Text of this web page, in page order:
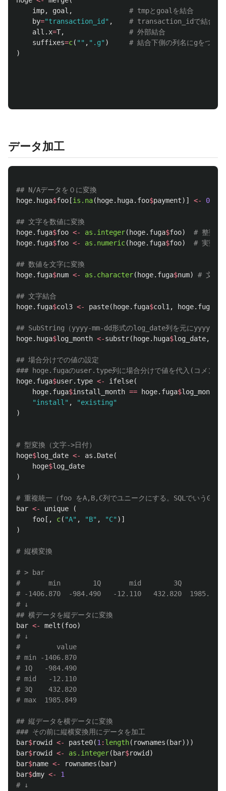
imp, goal ,
# tmpとgoalを結合
by="transaction_id" ,
# transaction_idで結合
all.x=T,
# 外部結合
suffixes=c( "" , ".g" )
# 結合下側の列名にgをつける
)
データ加工
## N/Aデータを０に変換
hoge.huga$foo [is.na( hoge.huga.foo$payment)] <- 0
## 文字を数値に変換
hoge.fuga$foo <- as.integer( hoge.fuga$foo)
# 整数へ
hoge.fuga$foo <- as.numeric( hoge.fuga$foo) # 実数へ
## 数値を文字に変換
hoge.fuga$num <- as.character( hoge.fuga$num) # 文字
## 文字結合
hoge.fuga$col3 <- paste( hoge.fuga$col1 , hoge.fuga
## SubString（yyyy-mm-dd形式のlog_date列を元にyyyy-mm
hoge.huga$log_month <-substr( hoge.huga$log_date,
## 場合分けでの値の設定
### hoge.fugaのuser.type列に場合分けで値を代入(コメント
hoge.fuga$user.type <- ifelse(
hoge.fuga$install_month == hoge.fuga$log_month
"install" ,
"existing"
)
# 型変換（文字->日付）
hoge$log_date <- as.Date(
hoge$log_date
)
# 重複統一（foo をA,B,C列でユニークにする。SQLでいう
bar <- unique
(
foo [, c( "A" , "B" , "C" )]
)
# 縦横変換
# > bar
#       min        1Q       mid        3Q       max
# -1406.870  -984.490   -12.110   432.820  1985.849
# ↓
## 横データを縦データに変換
bar <- melt (foo)
# ↓
#         value
# min -1406.870
# 1Q   -984.490
# mid   -12.110
# 3Q    432.820
# max  1985.849
## 縦データを横データに変換
### その前に縦横変換用にデータを加工
bar$rowid <- paste0(1 : length( rownames ( bar)))
bar$rowid <- as.integer( bar$rowid )
bar$name <- rownames ( bar)
bar$dmy <-
1
# ↓